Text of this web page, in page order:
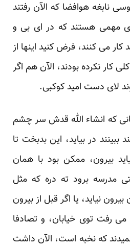
نابغه هوافضا که الآن رفتند
مهمی هستند که در ای بی و
کار می کنند، فرض کنید اینها از
کار نکرده بودند، الآن هم اگر
لای دست امید کوکبی.
که انشاء الله قدش سر چشم
ببینند در بیاید، این بدبخت تا
بیرون، ممکن بود با همان
مدرسه برود ته دره که مثل
نیاید، یا اگر قبل از بیرون
رفت توی خیابان، و تصادفا
که نخبه است، الآن داشت